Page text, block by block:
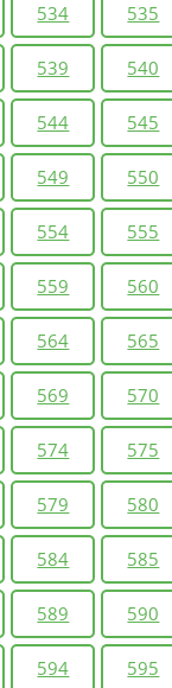
534 535
539 540
544 545
549 550
554 555
559 560
564 565
569 570
574 575
579 580
584 585
589 590
594 595